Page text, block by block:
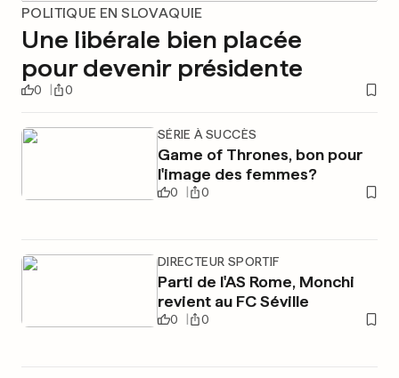
POLITIQUE EN SLOVAQUIE
Une libérale bien placée
pour devenir présidente
0 0
SÉRIE À SUCCÈS
Game of Thrones, bon pour
l'image des femmes?
0 0
DIRECTEUR SPORTIF
Parti de l'AS Rome, Monchi
revient au FC Séville
0 0